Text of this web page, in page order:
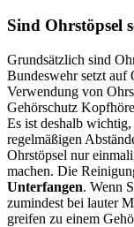
Sind Ohrstöpsel
Grundsätzlich sind
Bundeswehr setzt auf
Verwendung von
Gehörschutz
Es ist deshalb
regelmäßigen
Ohrstöpsel nur
machen. Die
Unterfangen. Wenn
zumindest bei lauter
greifen zu einem